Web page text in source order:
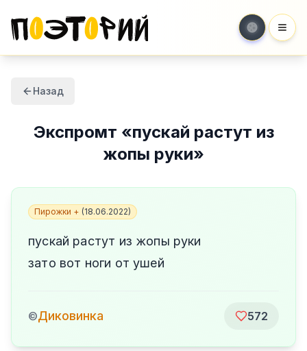
Назад
Экспромт «пускай растут из
жопы руки»
Пирожки + (18.06.2022)
пускай растут из жопы руки
зато вот ноги от ушей
©Диковинка 572